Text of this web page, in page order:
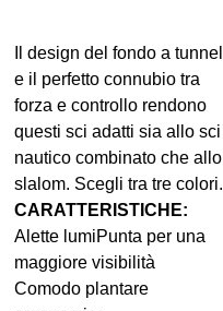
Il design del fondo a tunnel
e il perfetto connubio tra
forza e controllo rendono
questi sci adatti sia allo sci
nautico combinato che allo
slalom. Scegli tra tre colori.
CARATTERISTICHE:
Alette lumiPunta per una
maggiore visibilità
Comodo plantare